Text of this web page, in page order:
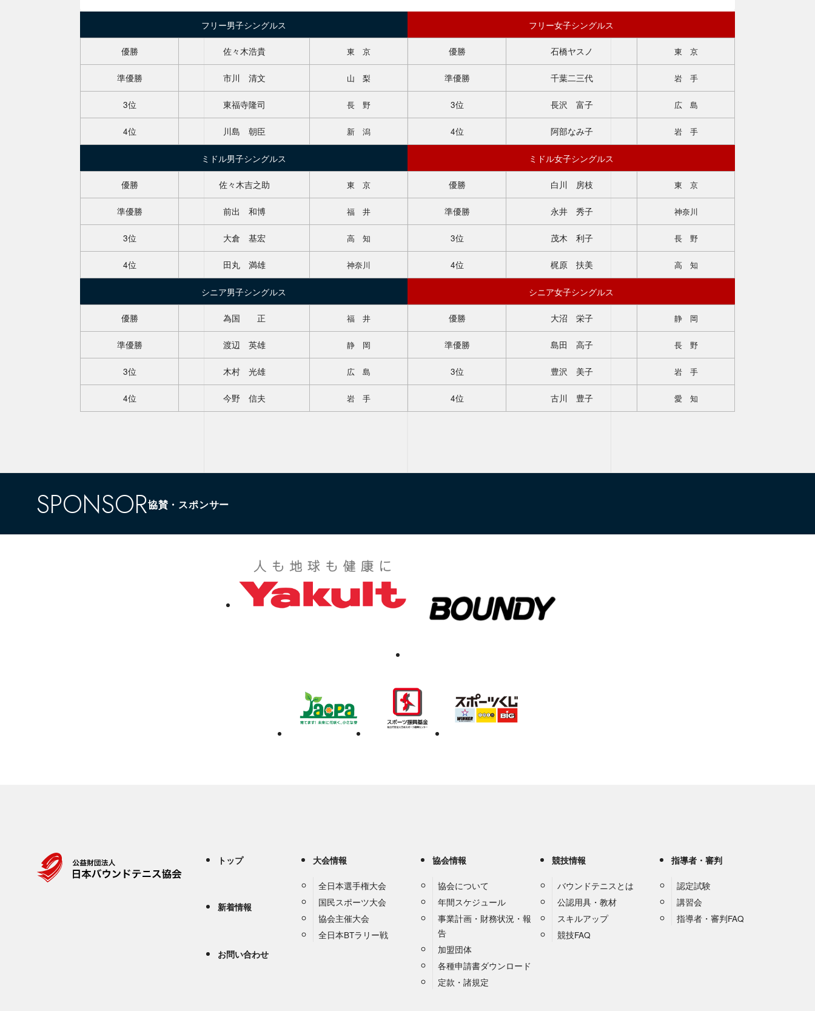
全日本BTラリー戦
お問い合わせ
各種申請書ダウンロード
定款・諸規定
お問い合わせ
競技FAQ
お問い合わせ
お問い合わせ
フリー男子シングルス
優勝 佐々木浩貴 東 京
準優勝 市川 清文 山 梨
3位 東福寺隆司 長 野
4位 川島 朝臣 新 潟
フリー女子シングルス
優勝 石橋ヤスノ 東 京
準優勝 千葉二三代 岩 手
3位 長沢 富子 広 島
4位 阿部なみ子 岩 手
ミドル男子シングルス
優勝 佐々木吉之助 東 京
準優勝 前出 和博 福 井
3位 大倉 基宏 高 知
4位 田丸 満雄 神奈川
ミドル女子シングルス
優勝 白川 房枝 東 京
準優勝 永井 秀子 神奈川
3位 茂木 利子 長 野
4位 梶原 扶美 高 知
シニア男子シングルス
優勝 為国 正 福 井
準優勝 渡辺 英雄 静 岡
3位 木村 光雄 広 島
4位 今野 信夫 岩 手
シニア女子シングルス
優勝 大沼 栄子 静 岡
準優勝 島田 高子 長 野
3位 豊沢 美子 岩 手
4位 古川 豊子 愛 知
SPONSOR協賛・スポンサー
トップ 大会情報
全日本選手権大会
国民スポーツ大会
協会主催大会
全日本BTラリー戦
新着情報
協会情報
協会について
年間スケジュール
事業計画・財務状況・報
告
加盟団体
各種申請書ダウンロード
定款・諸規定
競技情報
バウンドテニスとは
公認用具・教材
スキルアップ
競技FAQ
指導者・審判
認定試験
講習会
指導者・審判FAQ
お問い合わせ